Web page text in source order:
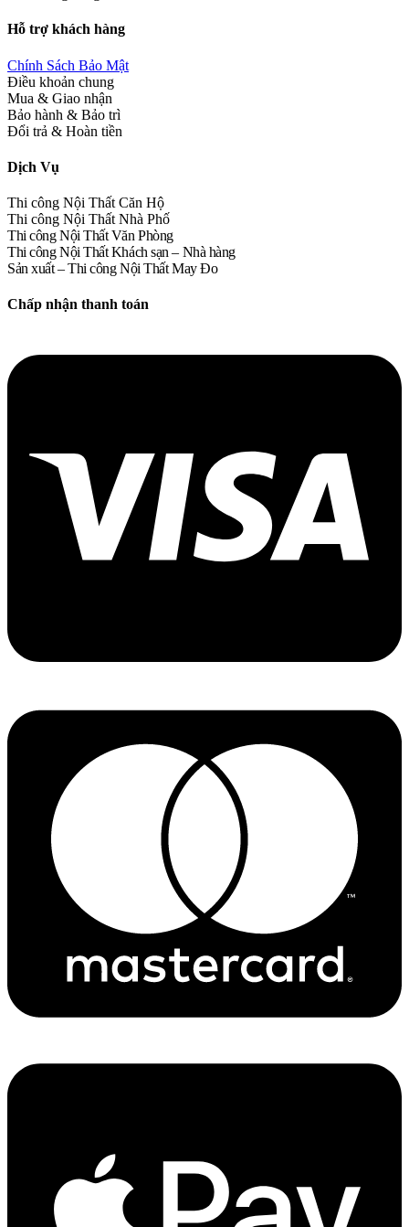
Hỗ trợ khách hàng
Chính Sách Bảo Mật
Điều khoản chung
Mua & Giao nhận
Bảo hành & Bảo trì
Đổi trả & Hoàn tiền
Dịch Vụ
Thi công Nội Thất Căn Hộ
Thi công Nội Thất Nhà Phố
Thi công Nội Thất Văn Phòng
Thi công Nội Thất Khách sạn – Nhà hàng
Sản xuất – Thi công Nội Thất May Đo
Chấp nhận thanh toán